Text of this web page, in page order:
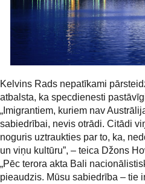
Kelvins Rads nepatīkami
atbalsta, ka specdienesti
„Imigrantiem, kuriem nav
sabiedrībai, nevis otrādi. Citādi
noguris uztraukties par to, ka,
un viņu kultūru”, – teica Džons
„Pēc terora akta Bali
pieaudzis. Mūsu sabiedrība – tie